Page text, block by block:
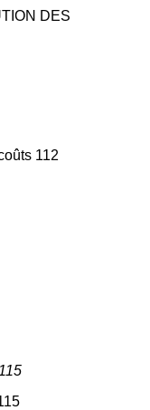
DES
112